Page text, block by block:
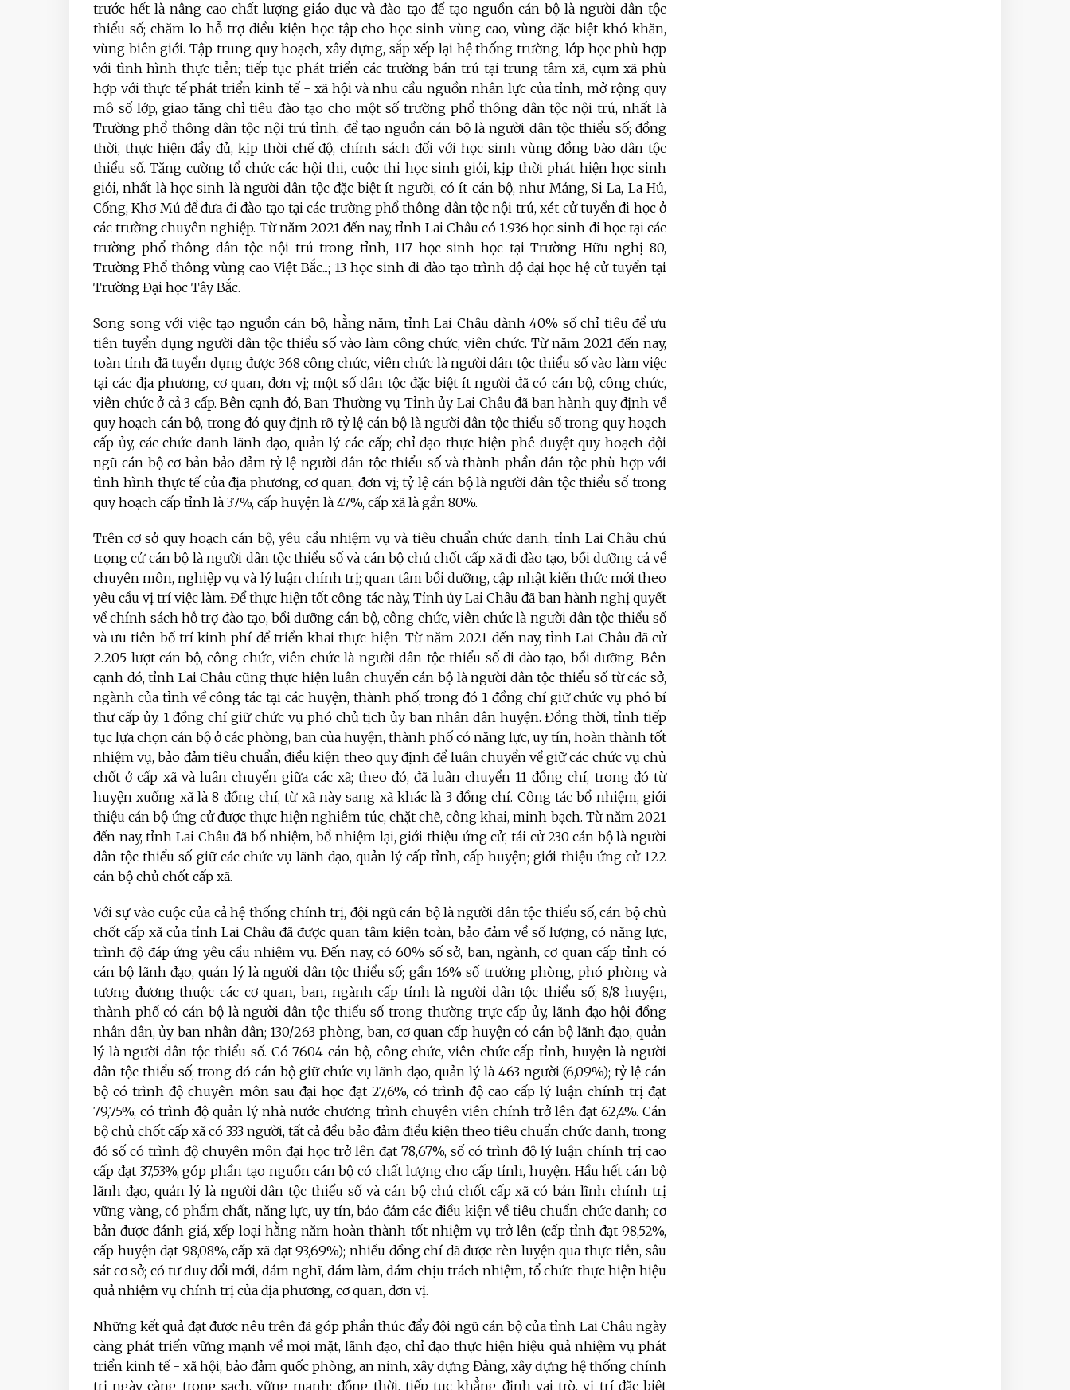
trước hết là nâng cao chất lượng giáo dục và đào tạo để tạo nguồn cán bộ là người dân tộc
thiểu số; chăm lo hỗ trợ điều kiện học tập cho học sinh vùng cao, vùng đặc biệt khó khăn,
vùng biên giới. Tập trung quy hoạch, xây dựng, sắp xếp lại hệ thống trường, lớp học phù hợp
với tình hình thực tiễn; tiếp tục phát triển các trường bán trú tại trung tâm xã, cụm xã phù
hợp với thực tế phát triển kinh tế - xã hội và nhu cầu nguồn nhân lực của tỉnh, mở rộng quy
mô số lớp, giao tăng chỉ tiêu đào tạo cho một số trường phổ thông dân tộc nội trú, nhất là
Trường phổ thông dân tộc nội trú tỉnh, để tạo nguồn cán bộ là người dân tộc thiểu số; đồng
thời, thực hiện đầy đủ, kịp thời chế độ, chính sách đối với học sinh vùng đồng bào dân tộc
thiểu số. Tăng cường tổ chức các hội thi, cuộc thi học sinh giỏi, kịp thời phát hiện học sinh
giỏi, nhất là học sinh là người dân tộc đặc biệt ít người, có ít cán bộ, như Mảng, Si La, La Hủ,
Cống, Khơ Mú để đưa đi đào tạo tại các trường phổ thông dân tộc nội trú, xét cử tuyển đi học ở
các trường chuyên nghiệp. Từ năm 2021 đến nay, tỉnh Lai Châu có 1.936 học sinh đi học tại các
trường phổ thông dân tộc nội trú trong tỉnh, 117 học sinh học tại Trường Hữu nghị 80,
Trường Phổ thông vùng cao Việt Bắc...; 13 học sinh đi đào tạo trình độ đại học hệ cử tuyển tại
Trường Đại học Tây Bắc.
Song song với việc tạo nguồn cán bộ, hằng năm, tỉnh Lai Châu dành 40% số chỉ tiêu để ưu
tiên tuyển dụng người dân tộc thiểu số vào làm công chức, viên chức. Từ năm 2021 đến nay,
toàn tỉnh đã tuyển dụng được 368 công chức, viên chức là người dân tộc thiểu số vào làm việc
tại các địa phương, cơ quan, đơn vị; một số dân tộc đặc biệt ít người đã có cán bộ, công chức,
viên chức ở cả 3 cấp. Bên cạnh đó, Ban Thường vụ Tỉnh ủy Lai Châu đã ban hành quy định về
quy hoạch cán bộ, trong đó quy định rõ tỷ lệ cán bộ là người dân tộc thiểu số trong quy hoạch
cấp ủy, các chức danh lãnh đạo, quản lý các cấp; chỉ đạo thực hiện phê duyệt quy hoạch đội
ngũ cán bộ cơ bản bảo đảm tỷ lệ người dân tộc thiểu số và thành phần dân tộc phù hợp với
tình hình thực tế của địa phương, cơ quan, đơn vị; tỷ lệ cán bộ là người dân tộc thiểu số trong
quy hoạch cấp tỉnh là 37%, cấp huyện là 47%, cấp xã là gần 80%.
Trên cơ sở quy hoạch cán bộ, yêu cầu nhiệm vụ và tiêu chuẩn chức danh, tỉnh Lai Châu chú
trọng cử cán bộ là người dân tộc thiểu số và cán bộ chủ chốt cấp xã đi đào tạo, bồi dưỡng cả về
chuyên môn, nghiệp vụ và lý luận chính trị; quan tâm bồi dưỡng, cập nhật kiến thức mới theo
yêu cầu vị trí việc làm. Để thực hiện tốt công tác này, Tỉnh ủy Lai Châu đã ban hành nghị quyết
về chính sách hỗ trợ đào tạo, bồi dưỡng cán bộ, công chức, viên chức là người dân tộc thiểu số
và ưu tiên bố trí kinh phí để triển khai thực hiện. Từ năm 2021 đến nay, tỉnh Lai Châu đã cử
2.205 lượt cán bộ, công chức, viên chức là người dân tộc thiểu số đi đào tạo, bồi dưỡng. Bên
cạnh đó, tỉnh Lai Châu cũng thực hiện luân chuyển cán bộ là người dân tộc thiểu số từ các sở,
ngành của tỉnh về công tác tại các huyện, thành phố, trong đó 1 đồng chí giữ chức vụ phó bí
thư cấp ủy, 1 đồng chí giữ chức vụ phó chủ tịch ủy ban nhân dân huyện. Đồng thời, tỉnh tiếp
tục lựa chọn cán bộ ở các phòng, ban của huyện, thành phố có năng lực, uy tín, hoàn thành tốt
nhiệm vụ, bảo đảm tiêu chuẩn, điều kiện theo quy định để luân chuyển về giữ các chức vụ chủ
chốt ở cấp xã và luân chuyển giữa các xã; theo đó, đã luân chuyển 11 đồng chí, trong đó từ
huyện xuống xã là 8 đồng chí, từ xã này sang xã khác là 3 đồng chí. Công tác bổ nhiệm, giới
thiệu cán bộ ứng cử được thực hiện nghiêm túc, chặt chẽ, công khai, minh bạch. Từ năm 2021
đến nay, tỉnh Lai Châu đã bổ nhiệm, bổ nhiệm lại, giới thiệu ứng cử, tái cử 230 cán bộ là người
dân tộc thiểu số giữ các chức vụ lãnh đạo, quản lý cấp tỉnh, cấp huyện; giới thiệu ứng cử 122
cán bộ chủ chốt cấp xã.
Với sự vào cuộc của cả hệ thống chính trị, đội ngũ cán bộ là người dân tộc thiểu số, cán bộ chủ
chốt cấp xã của tỉnh Lai Châu đã được quan tâm kiện toàn, bảo đảm về số lượng, có năng lực,
trình độ đáp ứng yêu cầu nhiệm vụ. Đến nay, có 60% số sở, ban, ngành, cơ quan cấp tỉnh có
cán bộ lãnh đạo, quản lý là người dân tộc thiểu số; gần 16% số trưởng phòng, phó phòng và
tương đương thuộc các cơ quan, ban, ngành cấp tỉnh là người dân tộc thiểu số; 8/8 huyện,
thành phố có cán bộ là người dân tộc thiểu số trong thường trực cấp ủy, lãnh đạo hội đồng
nhân dân, ủy ban nhân dân; 130/263 phòng, ban, cơ quan cấp huyện có cán bộ lãnh đạo, quản
lý là người dân tộc thiểu số. Có 7.604 cán bộ, công chức, viên chức cấp tỉnh, huyện là người
dân tộc thiểu số; trong đó cán bộ giữ chức vụ lãnh đạo, quản lý là 463 người (6,09%); tỷ lệ cán
bộ có trình độ chuyên môn sau đại học đạt 27,6%, có trình độ cao cấp lý luận chính trị đạt
79,75%, có trình độ quản lý nhà nước chương trình chuyên viên chính trở lên đạt 62,4%. Cán
bộ chủ chốt cấp xã có 333 người, tất cả đều bảo đảm điều kiện theo tiêu chuẩn chức danh, trong
đó số có trình độ chuyên môn đại học trở lên đạt 78,67%, số có trình độ lý luận chính trị cao
cấp đạt 37,53%, góp phần tạo nguồn cán bộ có chất lượng cho cấp tỉnh, huyện. Hầu hết cán bộ
lãnh đạo, quản lý là người dân tộc thiểu số và cán bộ chủ chốt cấp xã có bản lĩnh chính trị
vững vàng, có phẩm chất, năng lực, uy tín, bảo đảm các điều kiện về tiêu chuẩn chức danh; cơ
bản được đánh giá, xếp loại hằng năm hoàn thành tốt nhiệm vụ trở lên (cấp tỉnh đạt 98,52%,
cấp huyện đạt 98,08%, cấp xã đạt 93,69%); nhiều đồng chí đã được rèn luyện qua thực tiễn, sâu
sát cơ sở; có tư duy đổi mới, dám nghĩ, dám làm, dám chịu trách nhiệm, tổ chức thực hiện hiệu
quả nhiệm vụ chính trị của địa phương, cơ quan, đơn vị.
Những kết quả đạt được nêu trên đã góp phần thúc đẩy đội ngũ cán bộ của tỉnh Lai Châu ngày
càng phát triển vững mạnh về mọi mặt, lãnh đạo, chỉ đạo thực hiện hiệu quả nhiệm vụ phát
triển kinh tế - xã hội, bảo đảm quốc phòng, an ninh, xây dựng Đảng, xây dựng hệ thống chính
trị ngày càng trong sạch, vững mạnh; đồng thời, tiếp tục khẳng định vai trò, vị trí đặc biệt